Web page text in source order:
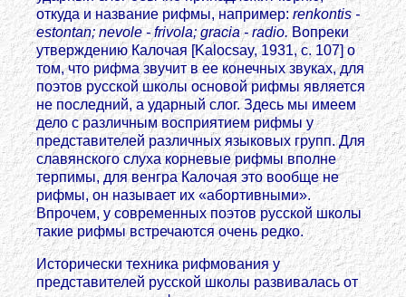
откуда и название рифмы, например: renkontis -
estontan; nevole - frivola; gracia - radio. Вопреки
утверждению Калочая [Kalocsay, 1931, с. 107] о
том, что рифма звучит в ее конечных звуках, для
поэтов русской школы основой рифмы является
не последний, а ударный слог. Здесь мы имеем
дело с различным восприятием рифмы у
представителей различных языковых групп. Для
славянского слуха корневые рифмы вполне
терпимы, для венгра Калочая это вообще не
рифмы, он называет их «абортивными».
Впрочем, у современных поэтов русской школы
такие рифмы встречаются очень редко.
Исторически техника рифмования у
представителей русской школы развивалась от